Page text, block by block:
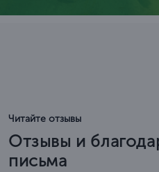
Читайте отзывы
Отзывы и
письма